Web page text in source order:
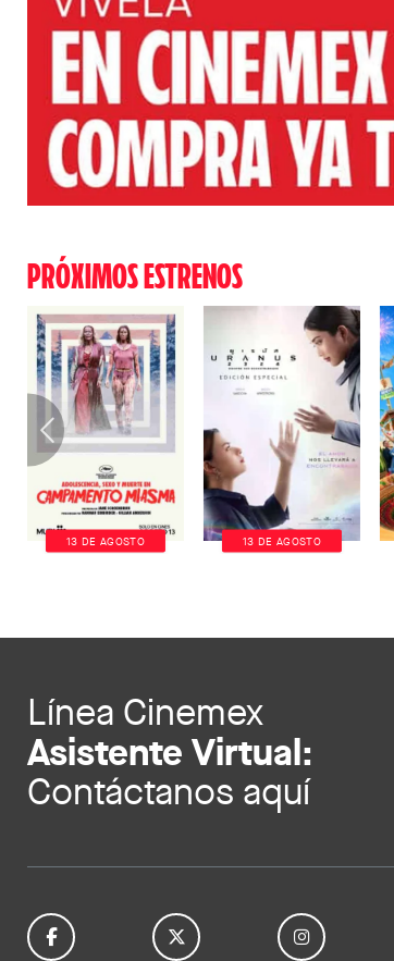
PRÓXIMOS ESTRENOS
13 DE AGOSTO 13 DE AGOSTO
Línea Cinemex
Asistente Virtual:
Contáctanos aquí